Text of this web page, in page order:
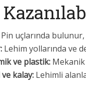
Pin uçlarında
Lehim yollarında ve
ve plastik:
kalay: Lehimli